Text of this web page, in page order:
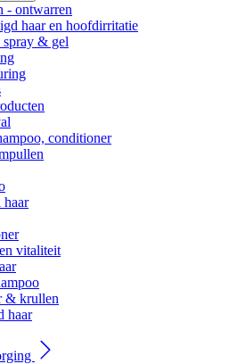
- ontwarren
haar en hoofdirritatie
& gel
conditioner
haar
vitaliteit
& krullen
haar